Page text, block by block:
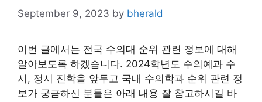
September 9, 2023 by bherald
이번 글에서는 전국 수의대 순위 관련 정보에 대해
알아보도록 하겠습니다. 2024학년도 수의예과 수
시, 정시 진학을 앞두고 국내 수의학과 순위 관련 정
보가 궁금하신 분들은 아래 내용 잘 참고하시길 바